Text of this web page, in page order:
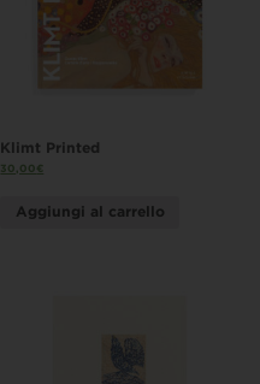
Klimt Printed
30,00€
Aggiungi al carrello